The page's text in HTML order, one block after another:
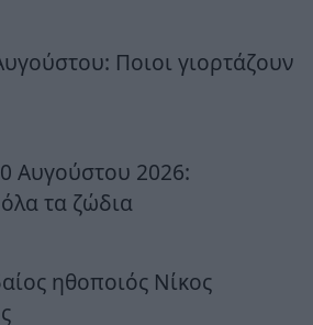
Ποιοι γιορτάζουν
Αυγούστου 2026:
τα ζώδια
ηθοποιός Νίκος